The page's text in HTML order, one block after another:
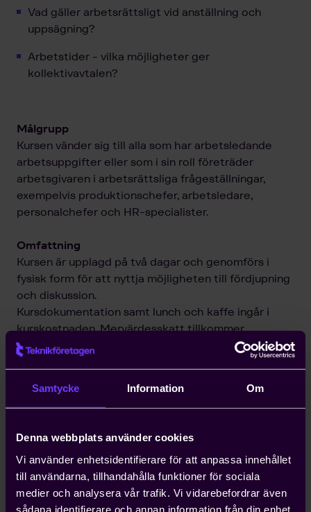
Samtycke Information Om
Denna webbplats använder cookies
Vi använder enhetsidentifierare för att anpassa innehållet
till användarna, tillhandahålla funktioner för sociala
medier och analysera vår trafik. Vi vidarebefordrar även
sådana identifierare och annan information från din enhet
Vad gäller arbetsrättsligt vid anställning och
uppsägning?
Arbetstider - vilka möjligheter ger
kollektivavtalen?
Målgrupp
Kursen vänder sig till alla som har arbetsledande
arbetsuppgifter eller som i sin roll företräder
arbetsgivaren i arbetsrättsliga frågeställningar,
exempelvis produktionschefer, arbetsledare,
personalchefer och HR-specialister.
Omfattning
Kursen är upplagd på två dagar och genomförs i
fysisk form för att nyttja möjligheten till fördjupning
och diskussion.
Kursdokumentation samt lunch och kaffe ingår i
kurskostnaden. Mervärdesskatt tillkommer.
Kursen kan även företagsanpassas.
Kursmaterialet innehållande åhörarkopior,
övningsuppgifter och Teknikföretagens
före kursstart. Kursintyg mailas ut efter kursen